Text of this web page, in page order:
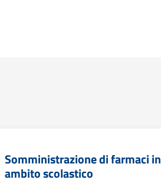
Somministrazione di farmaci in
ambito scolastico